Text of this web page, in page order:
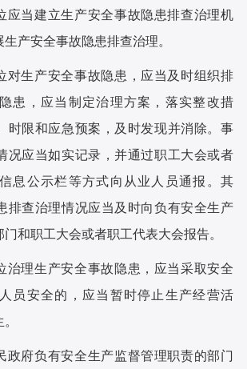
应当建立生产安全事故隐患排查治理机
产安全事故隐患排查治理。
对生产安全事故隐患，应当及时组织排
患，应当制定治理方案，落实整改措
时限和应急预案，及时发现并消除。事
况应当如实记录，并通过职工大会或者
息公示栏等方式向从业人员通报。其
排查治理情况应当及时向负有安全生产
和职工大会或者职工代表大会报告。
治理生产安全事故隐患，应当采取安全
员安全的，应当暂时停止生产经营活
政府负有安全生产监督管理职责的部门